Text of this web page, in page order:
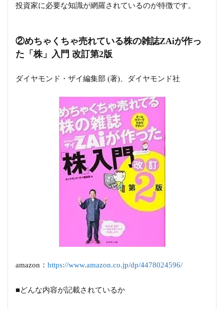
投資家に必要な知識が網羅されているのが特徴です。
②めちゃくちゃ売れている株の雑誌ZAiが作っ
た「株」入門 改訂第2版
ダイヤモンド・ザイ編集部 (著)、ダイヤモンド社
amazon： https://www.amazon.co.jp/dp/4478024596/
■どんな内容が記載されているか